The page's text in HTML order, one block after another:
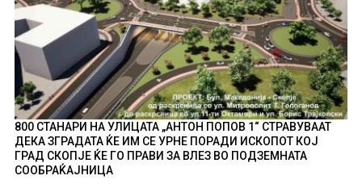
800 СТАНАРИ НА УЛИЦАТА „АНТОН ПОПОВ 1“ СТРАВУВААТ
ДЕКА ЗГРАДАТА ЌЕ ИМ СЕ УРНЕ ПОРАДИ ИСКОПОТ КОЈ
ГРАД СКОПЈЕ ЌЕ ГО ПРАВИ ЗА ВЛЕЗ ВО ПОДЗЕМНАТА
СООБРАЌАЈНИЦА